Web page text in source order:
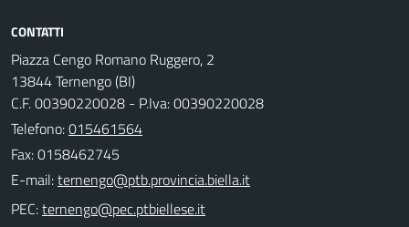
CONTATTI
Piazza Cengo Romano Ruggero, 2
13844 Ternengo (BI)
C.F. 00390220028 - P.Iva: 00390220028
Telefono:015461564
Fax: 0158462745
E-mail:
PEC: